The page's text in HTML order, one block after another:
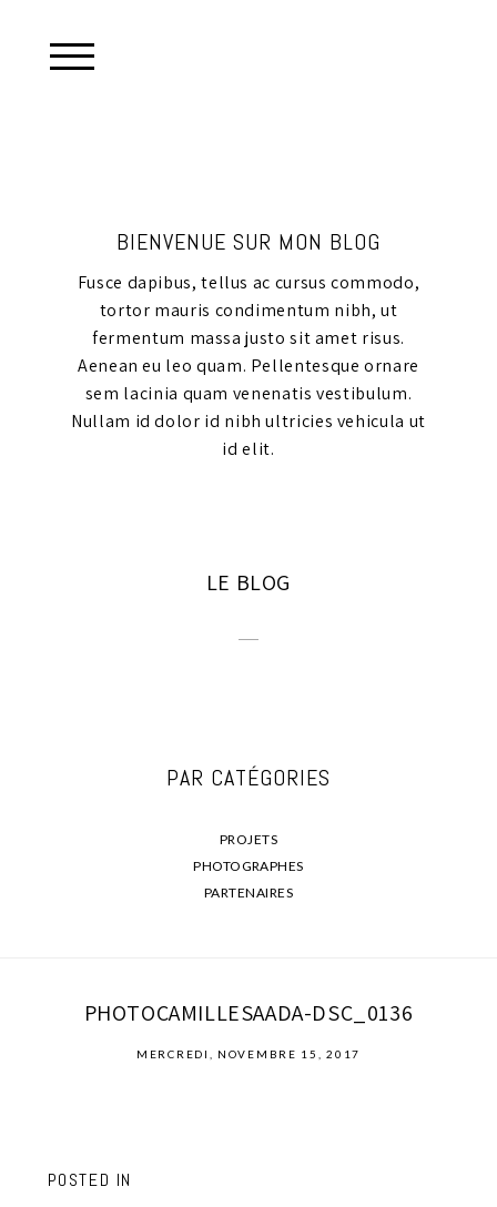
BIENVENUE SUR MON BLOG
Fusce dapibus, tellus ac cursus commodo,
tortor mauris condimentum nibh, ut
fermentum massa justo sit amet risus.
Aenean eu leo quam. Pellentesque ornare
sem lacinia quam venenatis vestibulum.
Nullam id dolor id nibh ultricies vehicula ut
id elit.
LE BLOG
PAR CATÉGORIES
PROJETS
PHOTOGRAPHES
PARTENAIRES
PHOTOCAMILLESAADA-DSC_0136
MERCREDI, NOVEMBRE 15, 2017
POSTED IN